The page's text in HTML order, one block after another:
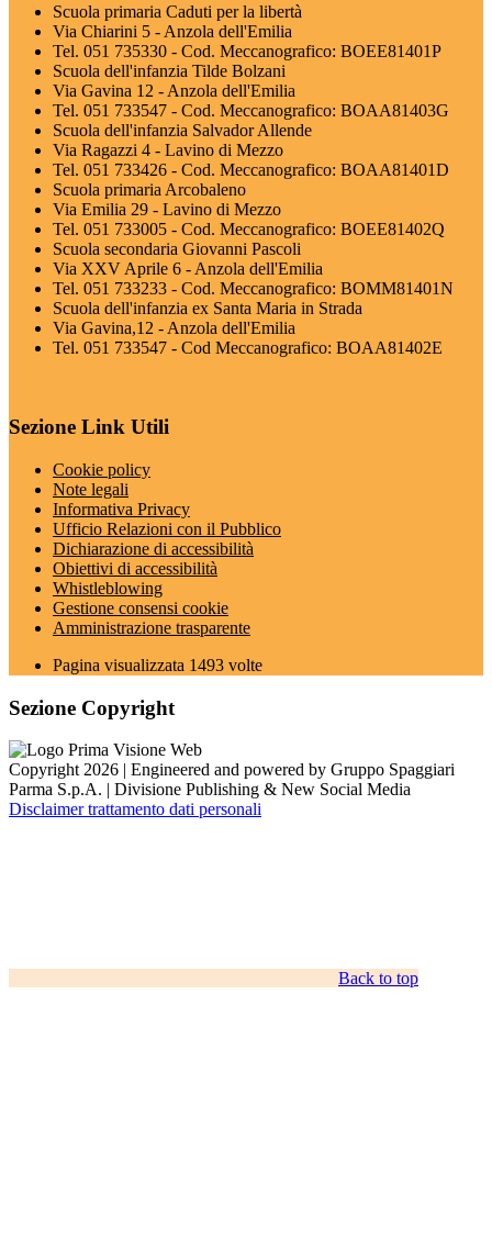
Scuola primaria Caduti per la libertà
Via Chiarini 5 - Anzola dell'Emilia
Tel. 051 735330 - Cod. Meccanografico: BOEE81401P
Scuola dell'infanzia Tilde Bolzani
Via Gavina 12 - Anzola dell'Emilia
Tel. 051 733547 - Cod. Meccanografico: BOAA81403G
Scuola dell'infanzia Salvador Allende
Via Ragazzi 4 - Lavino di Mezzo
Tel. 051 733426 - Cod. Meccanografico: BOAA81401D
Scuola primaria Arcobaleno
Via Emilia 29 - Lavino di Mezzo
Tel. 051 733005 - Cod. Meccanografico: BOEE81402Q
Scuola secondaria Giovanni Pascoli
Via XXV Aprile 6 - Anzola dell'Emilia
Tel. 051 733233 - Cod. Meccanografico: BOMM81401N
Scuola dell'infanzia ex Santa Maria in Strada
Via Gavina,12 - Anzola dell'Emilia
Tel. 051 733547 - Cod Meccanografico: BOAA81402E
Sezione Link Utili
Cookie policy
Note legali
Informativa Privacy
Ufficio Relazioni con il Pubblico
Dichiarazione di accessibilità
Obiettivi di accessibilità
Whistleblowing
Gestione consensi cookie
Amministrazione trasparente
Pagina visualizzata 1493 volte
Sezione Copyright
Copyright 2026 | Engineered and powered by Gruppo Spaggiari
Parma S.p.A. | Divisione Publishing & New Social Media
Disclaimer trattamento dati personali
Back to top